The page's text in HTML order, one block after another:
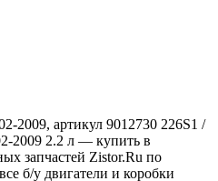
артикул 9012730 226S1 /
2009 2.2 л — купить в
запчастей Zistor.Ru по
б/у двигатели и коробки